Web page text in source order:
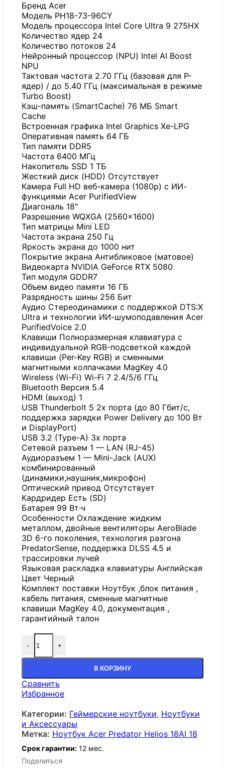
Бренд Acer
Модель PH18-73-96CY
Модель процессора Intel Core Ultra 9 275HX
Количество ядер 24
Количество потоков 24
Нейронный процессор (NPU) Intel AI Boost
NPU
Тактовая частота 2.70 ГГц (базовая для P-
ядер) / до 5.40 ГГц (максимальная в режиме
Turbo Boost)
Кэш-память (SmartCache) 76 МБ Smart
Cache
Встроенная графика Intel Graphics Xe-LPG
Оперативная память 64 ГБ
Тип памяти DDR5
Частота 6400 МГц
Накопитель SSD 1 ТБ
Жесткий диск (HDD) Отсутствует
Камера Full HD веб-камера (1080p) с ИИ-
функциями Acer PurifiedView
Диагональ 18″
Разрешение WQXGA (2560×1600)
Тип матрицы Mini LED
Частота экрана 250 Гц
Яркость экрана до 1000 нит
Покрытие экрана Антибликовое (матовое)
Видеокарта NVIDIA GeForce RTX 5080
Тип модуля GDDR7
Объем видео памяти 16 ГБ
Разрядность шины 256 Бит
Аудио Стереодинамики с поддержкой DTS:X
Ultra и технологии ИИ-шумоподавления Acer
PurifiedVoice 2.0
Клавиши Полноразмерная клавиатура с
индивидуальной RGB-подсветкой каждой
клавиши (Per-Key RGB) и сменными
магнитными колпачками MagKey 4.0
Wireless (Wi-Fi) Wi-Fi 7 2.4/5/6 ГГц
Bluetooth Версия 5.4
HDMI (выход) 1
USB Thunderbolt 5 2x порта (до 80 Гбит/с,
поддержка зарядки Power Delivery до 100 Вт
и DisplayPort)
USB 3.2 (Type-A) 3x порта
Сетевой разъем 1 — LAN (RJ-45)
Аудиоразъем 1 — Mini-Jack (AUX)
комбинированный
(динамики,наушник,микрофон)
Оптический привод Отсутствует
Кардридер Есть (SD)
Батарея 99 Вт·ч
Особенности Охлаждение жидким
металлом, двойные вентиляторы AeroBlade
3D 6-го поколения, технология разгона
PredatorSense, поддержка DLSS 4.5 и
трассировки лучей
Языковая раскладка клавиатуры Английская
Цвет Черный
Комплект поставки Ноутбук ,блок питания ,
кабель питания, сменные магнитные
клавиши MagKey 4.0, документация ,
гарантийный талон
- +
В КОРЗИНУ
Сравнить
Избранное
Категории: Геймерские ноутбуки, Ноутбуки
и Аксессуары
Метка: Ноутбук Acer Predator Helios 18AI 18
Срок гарантии: 12 мес.
Поделиться